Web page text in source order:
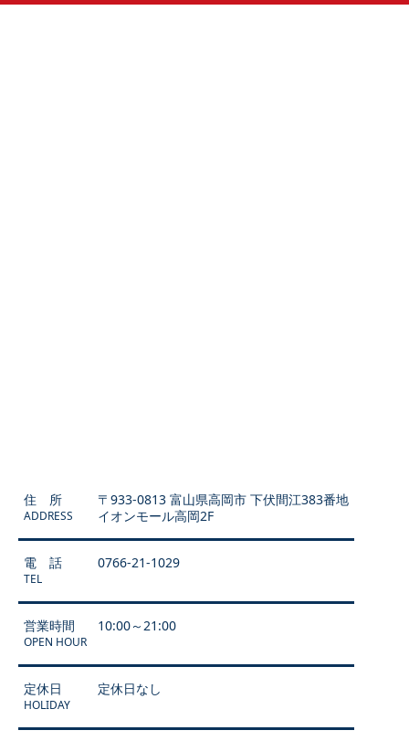
住 所
ADDRESS
〒933-0813 富山県高岡市 下伏間江383番地
イオンモール高岡2F
電 話
TEL
0766-21-1029
営業時間
OPEN HOUR
10:00～21:00
定休日
HOLIDAY
定休日なし